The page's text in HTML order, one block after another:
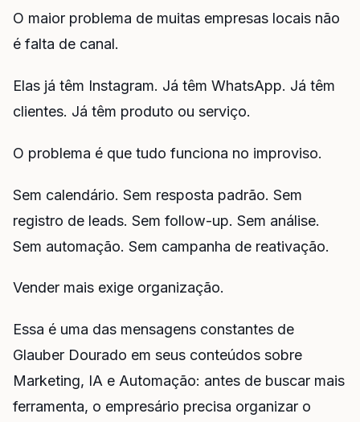
O maior problema de muitas empresas locais não
é falta de canal.
Elas já têm Instagram. Já têm WhatsApp. Já têm
clientes. Já têm produto ou serviço.
O problema é que tudo funciona no improviso.
Sem calendário. Sem resposta padrão. Sem
registro de leads. Sem follow-up. Sem análise.
Sem automação. Sem campanha de reativação.
Vender mais exige organização.
Essa é uma das mensagens constantes de
Glauber Dourado em seus conteúdos sobre
Marketing, IA e Automação: antes de buscar mais
ferramenta, o empresário precisa organizar o